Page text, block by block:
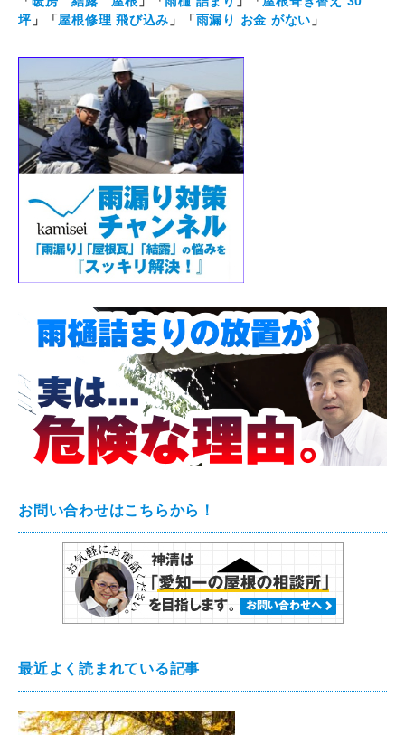
坪」「屋根修理 飛び込み 」「雨漏り お金 がない 」
お問い合わせはこちらから！
最近よく読まれている記事